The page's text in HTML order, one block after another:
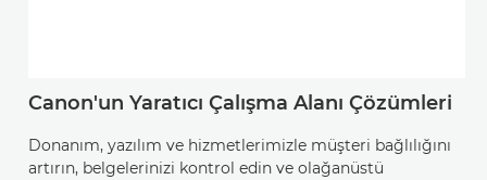
Canon'un Yaratıcı Çalışma Alanı Çözümleri
Donanım, yazılım ve hizmetlerimizle müşteri bağlılığını
artırın, belgelerinizi kontrol edin ve olağanüstü